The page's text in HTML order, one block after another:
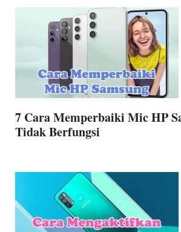
7 Cara Memperbaiki Mic HP
Tidak Berfungsi